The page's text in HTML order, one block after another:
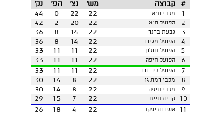
נק' הפ' נצ' מש' קבוצה
#
44
0 22 22 מכבי ת"א
1
42
2 20 22 הפועל ת"א
2
36
8 14 22 גבעת ברנר
3
36
8 14 22 הפועל מגידו
4
33
11 11 22 הפועל חולון
5
33
11 11 22 הפועל חיפה
6
33
11 11 22 הפועל ניר דוד
7
30
14 8 22 מכבי רמת גן
8
30
14 8 22 מכבי חיפה
9
29
15 7 22 קרית חיים
10
26
18 4 22 אשדות יעקב 11